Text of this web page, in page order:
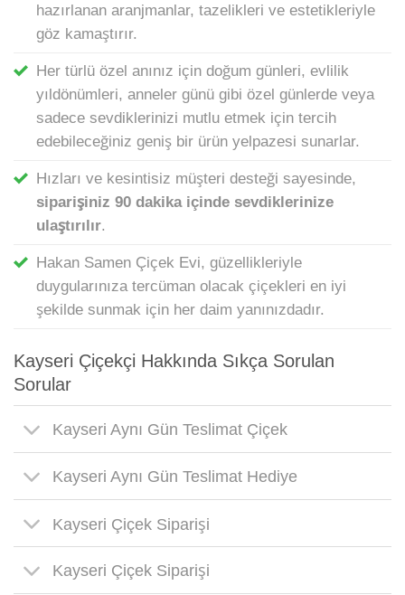
hazırlanan aranjmanlar, tazelikleri ve estetikleriyle
göz kamaştırır.
Her türlü özel anınız için doğum günleri, evlilik
yıldönümleri, anneler günü gibi özel günlerde veya
sadece sevdiklerinizi mutlu etmek için tercih
edebileceğiniz geniş bir ürün yelpazesi sunarlar.
Hızları ve kesintisiz müşteri desteği sayesinde,
siparişiniz 90 dakika içinde sevdiklerinize
ulaştırılır.
Hakan Samen Çiçek Evi, güzellikleriyle
duygularınıza tercüman olacak çiçekleri en iyi
şekilde sunmak için her daim yanınızdadır.
Kayseri Çiçekçi Hakkında Sıkça Sorulan
Sorular
Kayseri Aynı Gün Teslimat Çiçek
Kayseri Aynı Gün Teslimat Hediye
Kayseri Çiçek Siparişi
Kayseri Çiçek Siparişi